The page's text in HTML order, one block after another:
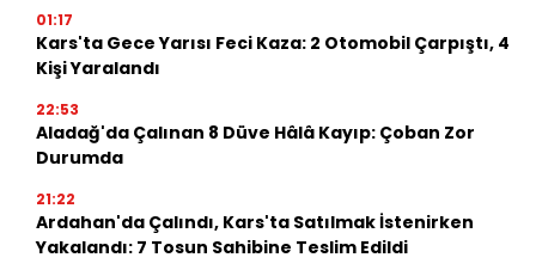
01:17
Kars'ta Gece Yarısı Feci Kaza: 2 Otomobil Çarpıştı, 4
Kişi Yaralandı
22:53
Aladağ'da Çalınan 8 Düve Hâlâ Kayıp: Çoban Zor
Durumda
21:22
Ardahan'da Çalındı, Kars'ta Satılmak İstenirken
Yakalandı: 7 Tosun Sahibine Teslim Edildi